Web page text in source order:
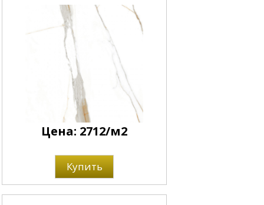
Цена: 2712/м2
Купить